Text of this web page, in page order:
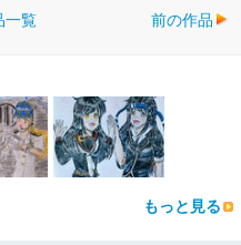
一覧 前の作品
もっと見る